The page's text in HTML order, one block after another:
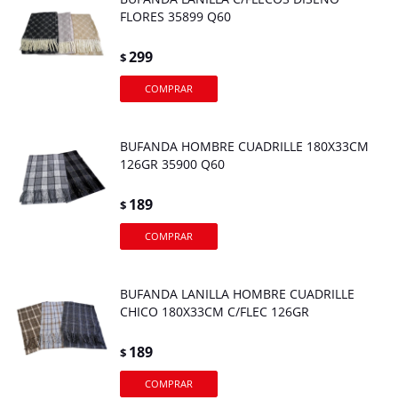
FLORES 35899 Q60
$299
BUFANDA HOMBRE CUADRILLE 180X33CM
126GR 35900 Q60
$ 189
BUFANDA LANILLA HOMBRE CUADRILLE
CHICO 180X33CM C/FLEC 126GR
$ 189